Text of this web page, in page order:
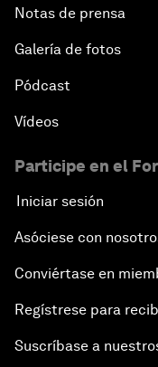
Notas de prensa
Galería de fotos
Pódcast
Vídeos
Participe en el
Iniciar sesión
Asóciese con
Conviértase en
Regístrese para
Suscríbase a